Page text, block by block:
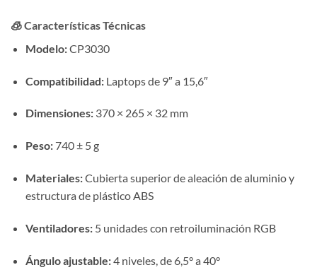
🧊Características Técnicas
Modelo:CP3030
Compatibilidad: Laptops de 9″ a 15,6″
Dimensiones: 370 × 265 × 32 mm
Peso: 740 ± 5 g
Materiales:Cubierta superior de aleación de aluminio y
estructura de plástico ABS
Ventiladores: 5 unidades con retroiluminación RGB
Ángulo ajustable:4 niveles, de 6,5° a 40°